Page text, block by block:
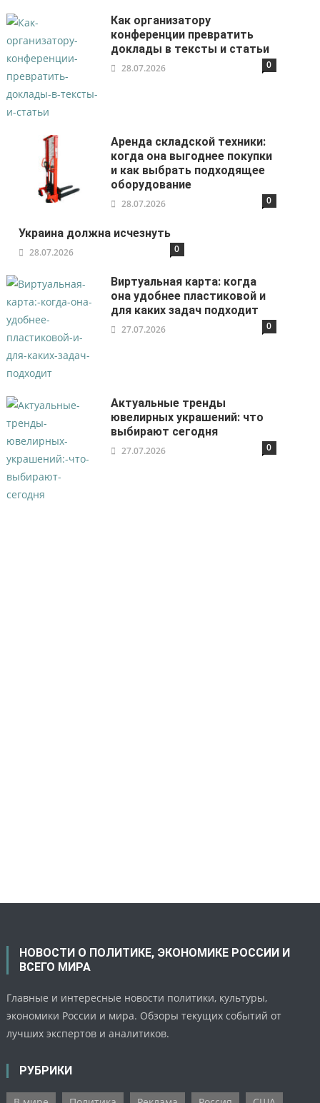
Как организатору
конференции превратить
доклады в тексты и статьи
28.07.2026 0
Аренда складской техники:
когда она выгоднее покупки
и как выбрать подходящее
оборудование
28.07.2026 0
Украина должна исчезнуть
28.07.2026 0
Виртуальная карта: когда
она удобнее пластиковой и
для каких задач подходит
27.07.2026 0
Актуальные тренды
ювелирных украшений: что
выбирают сегодня
27.07.2026 0
НОВОСТИ О ПОЛИТИКЕ, ЭКОНОМИКЕ РОССИИ И
ВСЕГО МИРА
Главные и интересные новости политики, культуры,
экономики России и мира. Обзоры текущих событий от
лучших экспертов и аналитиков.
РУБРИКИ